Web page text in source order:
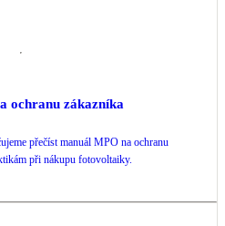
pergoly
vytápění
ochranu zákazníka
přečíst manuál MPO na ochranu
při nákupu fotovoltaiky.